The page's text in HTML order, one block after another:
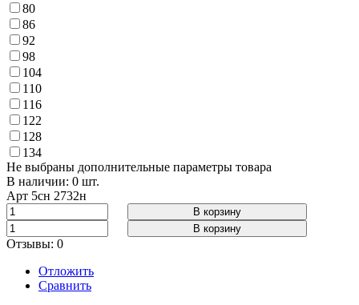
80
86
92
98
104
110
116
122
128
134
Не выбраны дополнительные параметры товара
В наличии: 0 шт.
Арт 5сн 2732н
В корзину
В корзину
Отзывы: 0
Отложить
Сравнить